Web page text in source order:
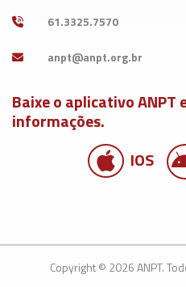
61.3325.7570
Baixe o aplicativo ANPT
informações.
IOS
Copyright © 2026 ANPT.